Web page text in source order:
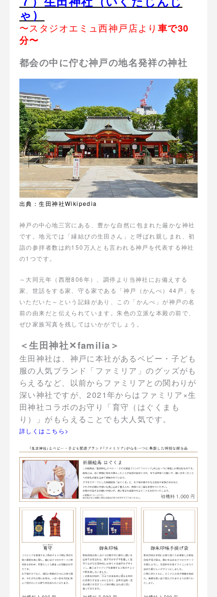
ゃ）
〜スタジオエミュ西神戸店より 車で30
分〜
都会の中に佇む神戸の地名発祥の神社
出典：生田神社Wikipedia
神戸の中心地三宮にある、豊かな自然に包まれた厳かな神社
です。地元では「縁結びの生田さん」と呼ばれ親しまれ、初
詣の参拝者数は約150万人とも言われる神戸を代表する神社
の1つです。
～大同元年（西暦806年）、調停より当神社にお備えする
家、世話をする家、守る家である「神戸（かんべ）44戸」を
いただいた～という記録があり、この「かんべ」が神戸の名
前の由来だと伝えられています。朱色の立派な本殿の前で、
ぜひ家族写真を残してはいかがでしょう。
＜生田神社✕familia＞
生田神社は、神戸に本社があるベビー・子ども
服の人気ブランド「ファミリア」のグッズがも
らえるなど、以前からファミリアとの関わりが
深い神社ですが、2021年からはファミリア×生
田神社コラボのお守り「育守（はぐくまも
り）」がもらえることでも大人気です。
詳しくはこちら>